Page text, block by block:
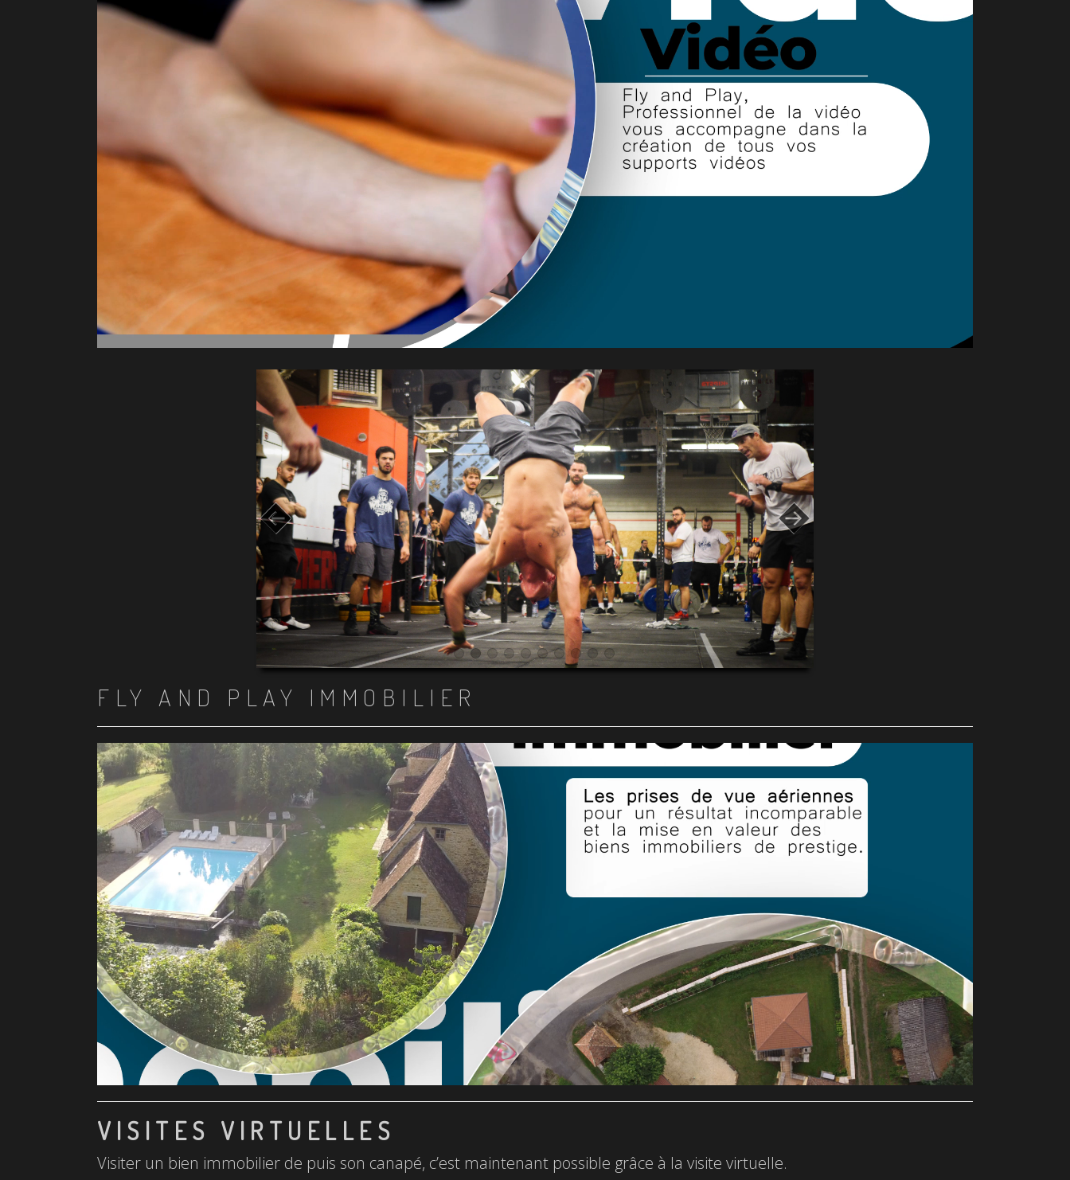
Item 1
Item 2
Item 3
Item 4
Item 5
Item 6
Item 7
Item 8
Item 9Item 10
FLY AND PLAY IMMOBILIER
VISITES VIRTUELLES
Visiter un bien immobilier de puis son canapé, c’est maintenant possible grâce à la visite virtuelle.